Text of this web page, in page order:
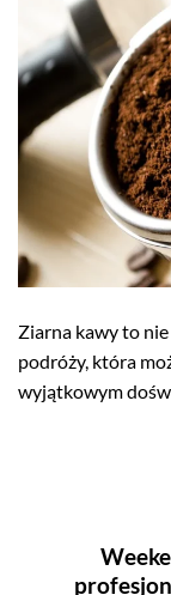
Ziarna kawy to
podróży, która
wyjątkowym